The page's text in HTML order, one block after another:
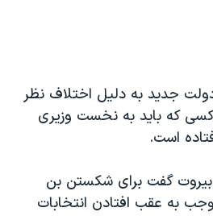
جديد به دليل اختلاف نظر
کسی که بايد به نخست وزيری
است.
بيروت گفت برای شکستن بن
به عقب افتادن انتخابات